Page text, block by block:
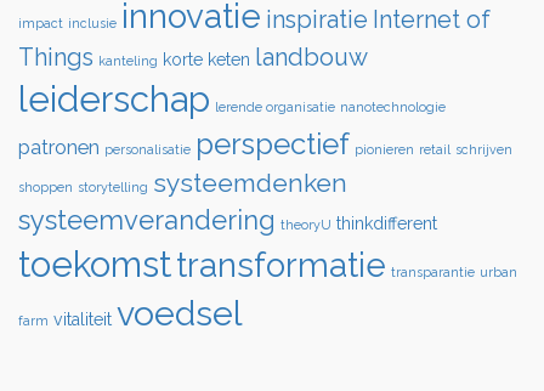
impact inclusie innovatie inspiratie Internet of
Things kanteling korte keten landbouw
leiderschap lerende organisatie nanotechnologie
patronen personalisatie perspectief pionieren retail schrijven
shoppen storytelling systeemdenken
systeemverandering theoryU thinkdifferent
toekomsttransformatie transparantie urban
farm vitaliteit voedsel